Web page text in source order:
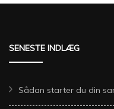
SENESTE INDLÆG
Sådan starter du din